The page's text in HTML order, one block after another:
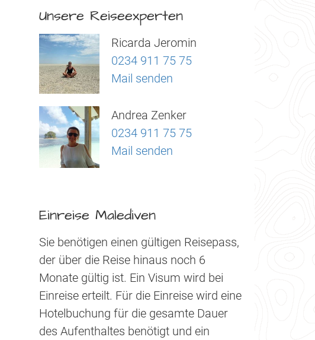
Unsere Reiseexperten
Ricarda Jeromin
0234 911 75 75
Mail senden
Andrea Zenker
0234 911 75 75
Mail senden
Einreise Malediven
Sie benötigen einen gültigen Reisepass,
der über die Reise hinaus noch 6
Monate gültig ist. Ein Visum wird bei
Einreise erteilt. Für die Einreise wird eine
Hotelbuchung für die gesamte Dauer
des Aufenthaltes benötigt und ein